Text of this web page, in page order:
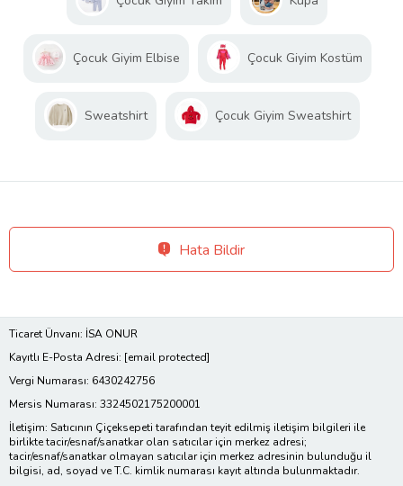
Çocuk Giyim Elbise Çocuk Giyim Kostüm
Sweatshirt Çocuk Giyim Sweatshirt
Hata Bildir
Ticaret Ünvanı: İSA ONUR
Kayıtlı E-Posta Adresi: [email protected]
Vergi Numarası: 6430242756
Mersis Numarası: 3324502175200001
İletişim: Satıcının Çiçeksepeti tarafından teyit edilmiş iletişim bilgileri ile
birlikte tacir/esnaf/sanatkar olan satıcılar için merkez adresi;
tacir/esnaf/sanatkar olmayan satıcılar için merkez adresinin bulunduğu il
bilgisi, ad, soyad ve T.C. kimlik numarası kayıt altında bulunmaktadır.